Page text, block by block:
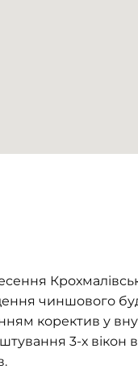
чиншового
коректив у
3-х вікон